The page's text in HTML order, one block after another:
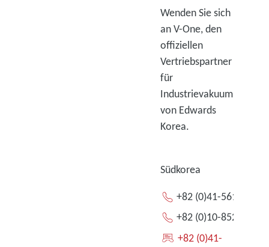
Wenden Sie sich
an V-One, den
offiziellen
Vertriebspartner
für
Industrievakuum
von Edwards
Korea.
Südkorea
+82 (0)41-561-5801
+82 (0)10-8527-5209
+82 (0)41-